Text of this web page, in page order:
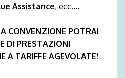
Assistance, ecc....
CONVENZIONE POTRAI
DI PRESTAZIONI
A TARIFFE AGEVOLATE!